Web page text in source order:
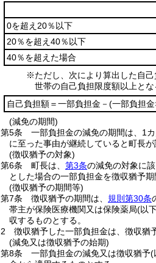
0を超え20％以下
20％を超え40％以下
40％を超えた場合
※ただし、次により算出した自
世帯の自己負担限度額以上と
自己負担額＝一部負担金－ (一部負担
(減免の期間)
第5条
一部負担金の減免の期間は、1
に至った事由が継続していると町長
(徴収猶予の対象)
第6条
町長は、 第3条の減免の対象に
とした場合の一部負担金を徴収猶予
(徴収猶予の期間等)
第7条
徴収猶予の期間は、 規則第30条
帯主が保険医療機関又は保険薬局(以
収するものとする。
2
徴収猶予した一部負担金は、徴収猶
(減免又は徴収猶予の始期)
第8条
一部負担金の減免又は徴収猶予(